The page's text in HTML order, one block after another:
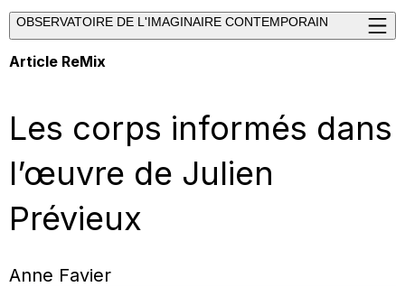
OBSERVATOIRE DE L'IMAGINAIRE CONTEMPORAIN
Article ReMix
Les corps informés dans
l’œuvre de Julien
Prévieux
Anne Favier